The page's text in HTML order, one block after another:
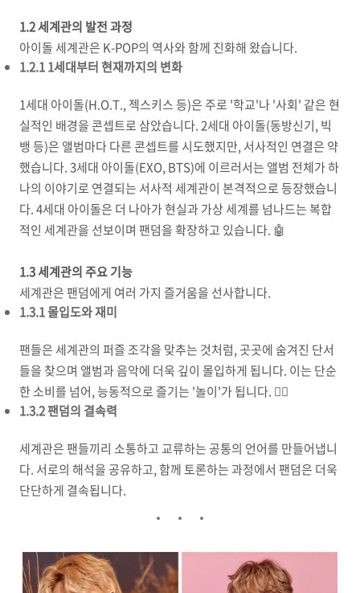
1.2 세계관의 발전 과정
아이돌 세계관은 K-POP의 역사와 함께 진화해 왔습니다.
1.2.1 1세대부터 현재까지의 변화
1세대 아이돌(H.O.T., 젝스키스 등)은 주로 '학교'나 '사회' 같은 현
실적인 배경을 콘셉트로 삼았습니다. 2세대 아이돌(동방신기, 빅
뱅 등)은 앨범마다 다른 콘셉트를 시도했지만, 서사적인 연결은 약
했습니다. 3세대 아이돌(EXO, BTS)에 이르러서는 앨범 전체가 하
나의 이야기로 연결되는 서사적 세계관이 본격적으로 등장했습니
다. 4세대 아이돌은 더 나아가 현실과 가상 세계를 넘나드는 복합
적인 세계관을 선보이며 팬덤을 확장하고 있습니다. 🤖
1.3 세계관의 주요 기능
세계관은 팬덤에게 여러 가지 즐거움을 선사합니다.
1.3.1 몰입도와 재미
팬들은 세계관의 퍼즐 조각을 맞추는 것처럼, 곳곳에 숨겨진 단서
들을 찾으며 앨범과 음악에 더욱 깊이 몰입하게 됩니다. 이는 단순
한 소비를 넘어, 능동적으로 즐기는 '놀이'가 됩니다. 🕵️‍♀️
1.3.2 팬덤의 결속력
세계관은 팬들끼리 소통하고 교류하는 공통의 언어를 만들어냅니
다. 서로의 해석을 공유하고, 함께 토론하는 과정에서 팬덤은 더욱
단단하게 결속됩니다.